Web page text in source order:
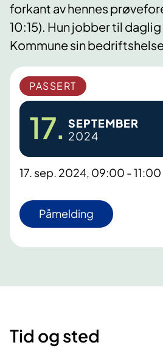
forkant av hennes
10:15). Hun jobber til
Kommune sin
PASSERT
17. SEPTEMBER
2024
17. sep. 2024, 09:00 - 11:00
Påmelding
Tid og sted